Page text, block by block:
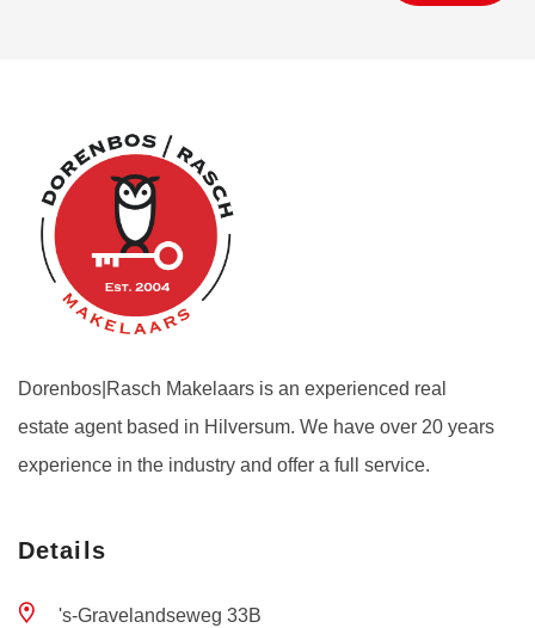
Dorenbos|Rasch Makelaars is an experienced real
estate agent based in Hilversum. We have over 20 years
experience in the industry and offer a full service.
Details
's-Gravelandseweg 33B